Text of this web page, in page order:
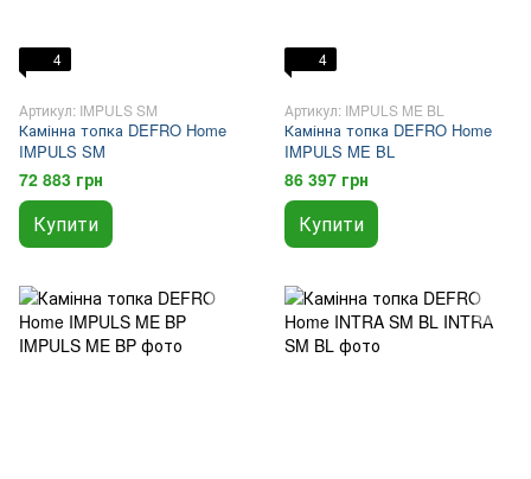
4
Артикул: IMPULS SM
Камінна топка DEFRO Home
IMPULS SM
72 883 грн
Купити
4
Артикул: IMPULS ME BL
Камінна топка DEFRO Home
IMPULS ME BL
86 397 грн
Купити